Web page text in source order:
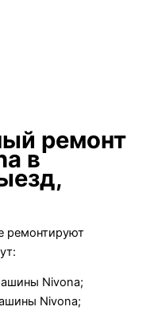
ремонт
в
ремонтируют
Nivona;
Nivona;